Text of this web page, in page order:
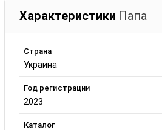
Характеристики Папа
Страна
Украина
Год регистрации
2023
Каталог